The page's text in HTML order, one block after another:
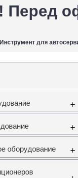
Инструмент для
+
+
оборудование +